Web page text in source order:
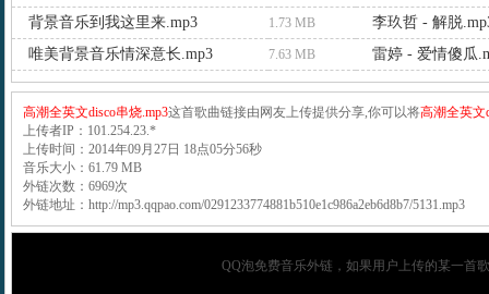
背景音乐到我这里来.mp3
1.73 MB
李玖哲 - 解脱
唯美背景音乐情深意长.mp3
7.63 MB 雷婷 - 爱情傻瓜
高潮全英文disco串烧.mp3这首歌曲链接由网友上传提供分享,你可以将高潮全英文
上传者IP：101.254.23.*
上传时间：2014年09月27日 18点05分56秒
音乐大小：61.79 MB
外链次数：6969次
外链地址：http://mp3.qqpao.com/0291233774881b510e1c986a2eb6d8b7/5131.mp3
QQ泡免费音乐外链，如果用户上传的某一首